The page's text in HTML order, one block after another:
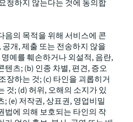
청하지 않는다는 것에 동의합
음의 목적을 위해 서비스에 콘
개, 제출 또는 전송하지 않을
예를 훼손하거나 외설적, 음란,
텐츠; (b) 인종 차별, 편견, 증오
장하는 것; (c) 타인을 괴롭히거
것; (d) 허위, 오해의 소지가 있
; (e) 저작권, 상표권, 영업비밀
법에 의해 보호되는 타인의 작